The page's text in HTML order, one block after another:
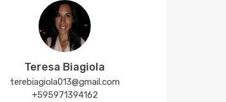
Teresa Biagiola
terebiagiola013@gmail.com
+595971394162